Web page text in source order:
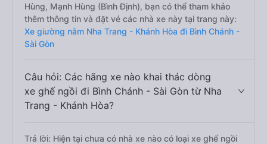
Hùng, Mạnh Hùng (Bình Định), bạn có thể tham khảo
thêm thông tin và đặt vé các nhà xe này tại trang này:
Xe giường nằm Nha Trang - Khánh Hòa đi Bình Chánh -
Sài Gòn
Câu hỏi: Các hãng xe nào khai thác dòng
xe ghế ngồi đi Bình Chánh - Sài Gòn từ Nha
Trang - Khánh Hòa?
Trả lời: Hiện tại chưa có nhà xe nào có loại xe ghế ngồi